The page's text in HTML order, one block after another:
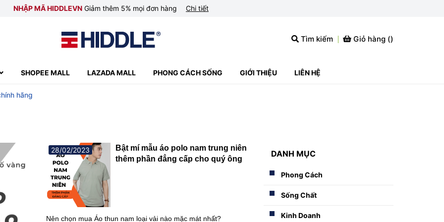
NHẬP MÃ HIDDLEVN Giảm thêm 5% mọi đơn hàng Chi tiết
Tìm kiếm Giỏ hàng ()
SHOPEE MALL LAZADA MALL PHONG CÁCH SỐNG GIỚI THIỆU LIÊN HỆ
hãng
28/02/2023
Bật mí mẫu áo polo nam trung niên
thêm phần đẳng cấp cho quý ông
Nên chọn mua Áo thun nam loại vải nào mặc mát nhất?
DANH MỤC
Phong Cách
Sống Chất
Kinh Doanh